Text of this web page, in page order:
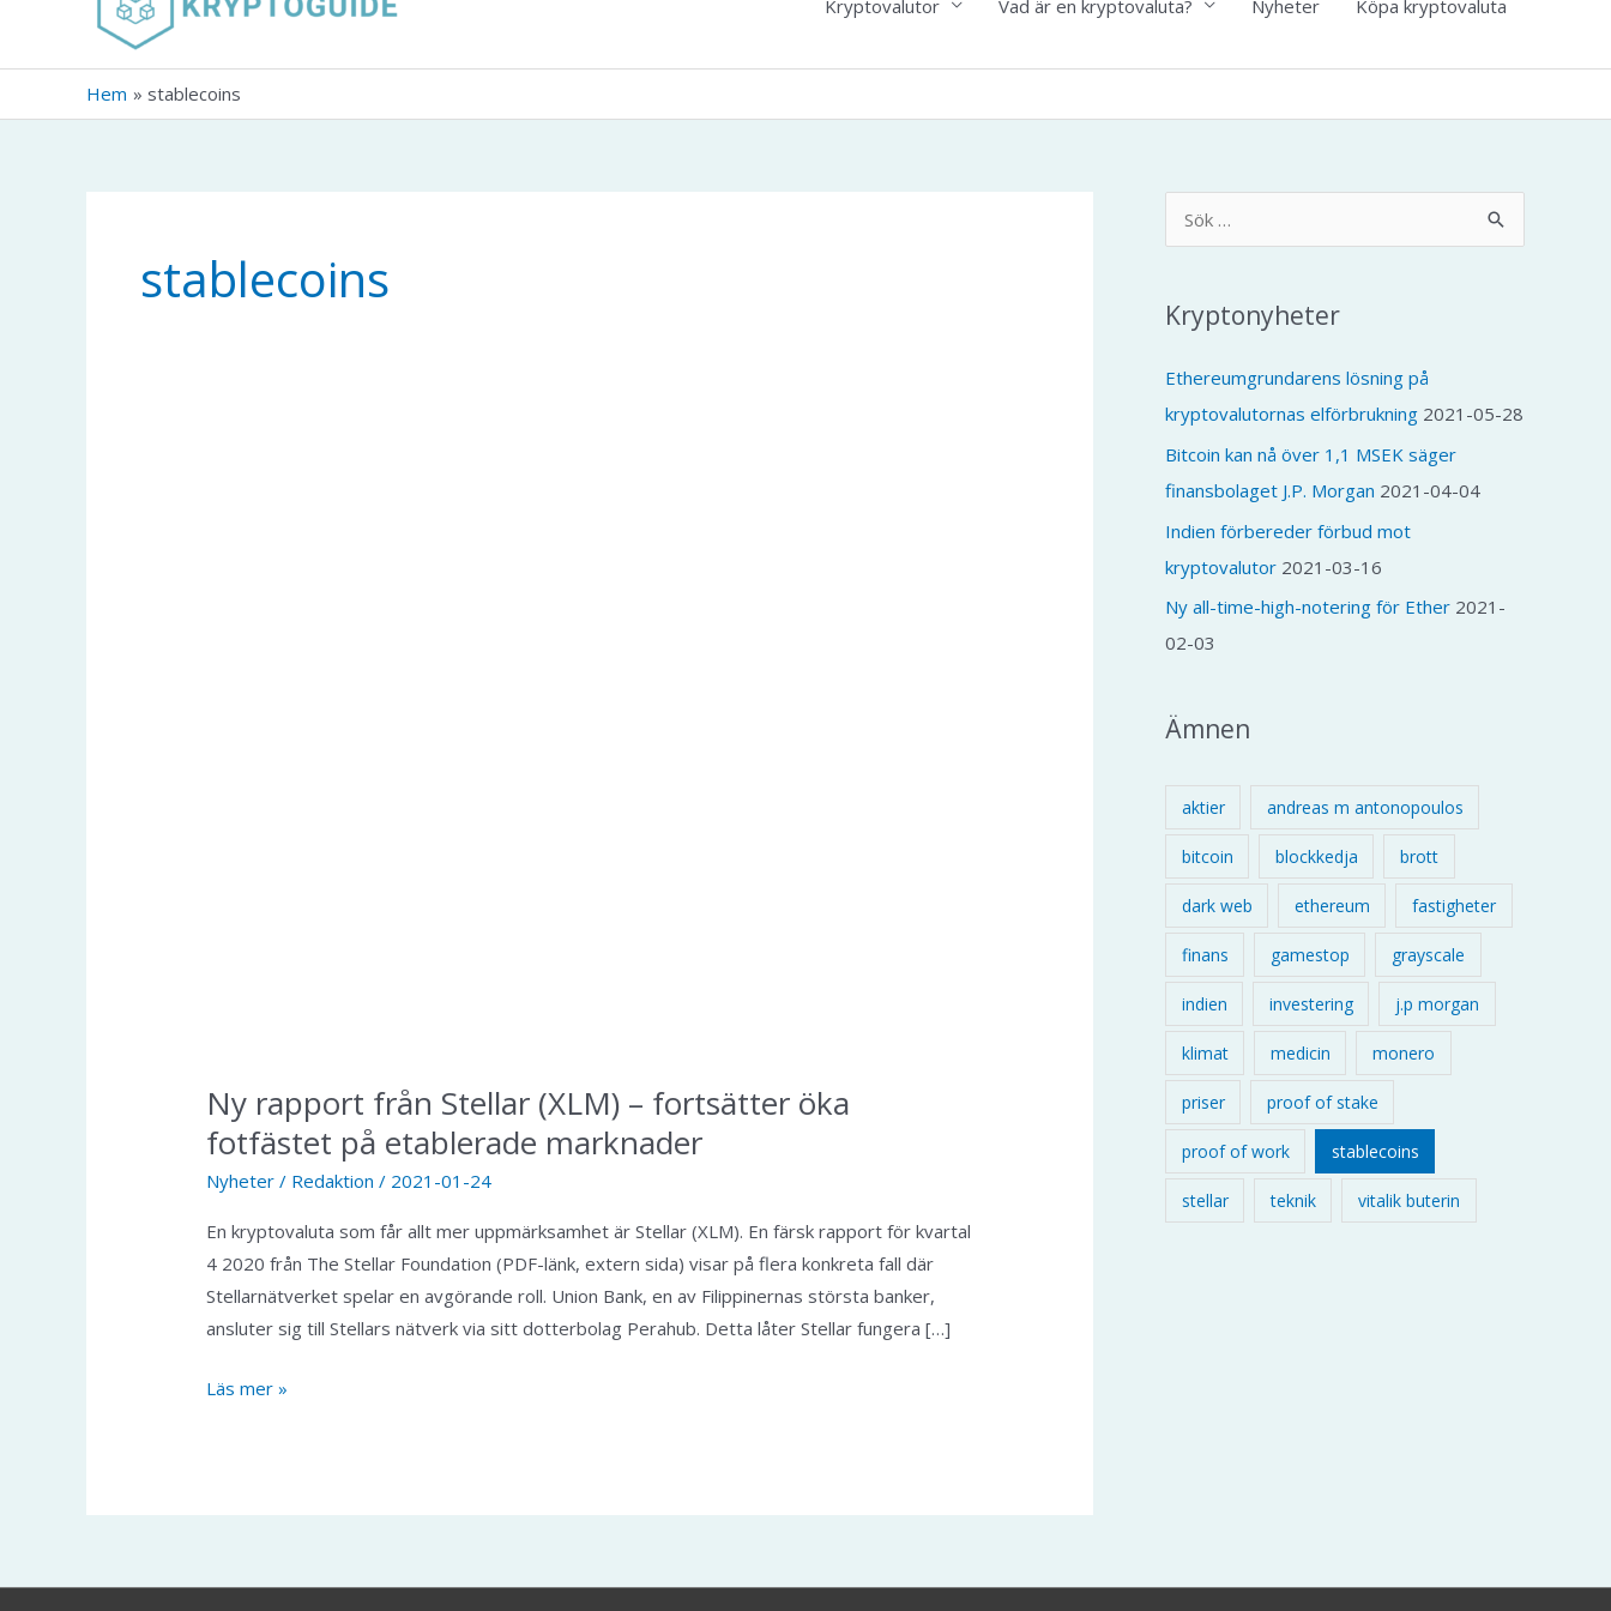
Kryptovalutor Vad är en kryptovaluta? Nyheter Köpa kryptovaluta
Hem stablecoins
stablecoins
Ny rapport från Stellar (XLM) – fortsätter öka
fotfästet på etablerade marknader
Nyheter / Redaktion/ 2021-01-24
En kryptovaluta som får allt mer uppmärksamhet är Stellar (XLM). En färsk rapport för kvartal
4 2020 från The Stellar Foundation (PDF-länk, extern sida) visar på flera konkreta fall där
Stellarnätverket spelar en avgörande roll. Union Bank, en av Filippinernas största banker,
ansluter sig till Stellars nätverk via sitt dotterbolag Perahub. Detta låter Stellar fungera […]
N
Läs mer »
ö
e
t
e
r
:
Kryptonyheter
Ethereumgrundarens lösning på
kryptovalutornas elförbrukning 2021-05-28
Bitcoin kan nå över 1,1 MSEK säger
finansbolaget J.P. Morgan 2021-04-04
Indien förbereder förbud mot
kryptovalutor 2021-03-16
Ny all-time-high-notering för Ether 2021-
02-03
Ämnen
aktier andreas m antonopoulos
bitcoin blockkedja brott
dark web ethereum fastigheter
finans gamestop grayscale
indien investering j.p morgan
klimat medicin monero
priser proof of stake
proof of work stablecoins
stellar teknik vitalik buterin